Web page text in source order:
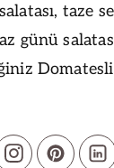
taze
günü